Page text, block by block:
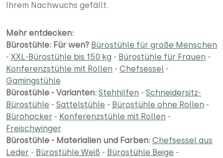
Ihrem Nachwuchs gefällt.
Mehr entdecken:
Bürostühle: Für wen? Bürostühle für große Menschen
- XXL-Bürostühle bis 150 kg - Bürostühle für Frauen -
Konferenzstühle mit Rollen - Chefsessel -
Gamingstühle
Bürostühle - Varianten: Stehhilfen - Schneidersitz-
Bürostühle - Sattelstühle - Bürostühle ohne Rollen -
Bürohocker - Konferenzstühle mit Rollen -
Freischwinger
Bürostühle - Materialien und Farben: Chefsessel aus
Leder - Bürostühle Weiß - Bürostühle Beige -